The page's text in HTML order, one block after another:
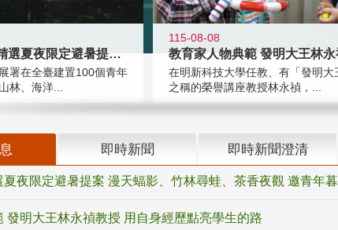
青年壯遊點精選夏夜限定避暑提案 漫
署在全臺建置100個青年
林、海洋...
115-08-08
在明新科技大學任教、有「發明大
之稱的榮譽講座教授林永禎，...
即時新聞 即時新聞澄清
夜限定避暑提案 漫天蝠影、竹林尋蛙、茶香夜觀 邀青年
發明大王林永禎教授 用自身經歷點亮學生的路